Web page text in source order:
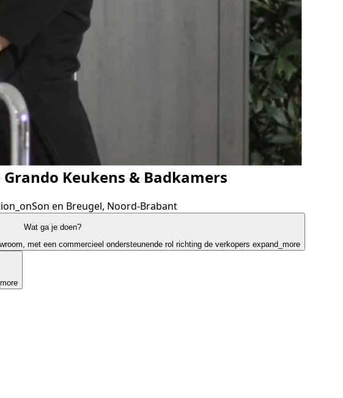
Keukens & Badkamers
Son en Breugel, Noord-Brabant
Wat ga je doen?
met een commercieel ondersteunende rol richting de verkopers expand_more